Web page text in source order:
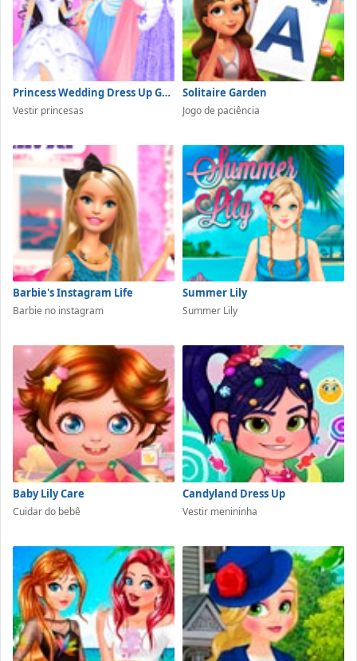
Princess Wedding Dress Up Game
Vestir princesas
Solitaire Garden
Jogo de paciência
Barbie's Instagram Life
Barbie no instagram
Summer Lily
Summer Lily
Baby Lily Care
Cuidar do bebê
Candyland Dress Up
Vestir menininha